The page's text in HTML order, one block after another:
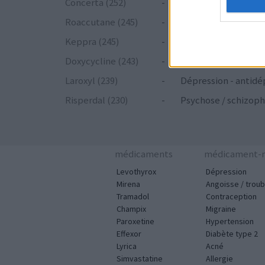
Roaccutane (245)
-
Keppra (245)
-
Doxycycline (243)
-
Laroxyl (239)
-
Dépression -
Risperdal (230)
- Psychose /
médicaments
Levothyrox
Mirena
Tramadol
Champix
Paroxetine
Effexor
Lyrica
Simvastatine
médicament-
Dépression
Angoisse /
Contraception
Migraine
Hypertension
Diabète type 2
Acné
Allergie